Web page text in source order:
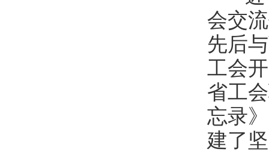
会交
先后
工会
省工
忘录
建了